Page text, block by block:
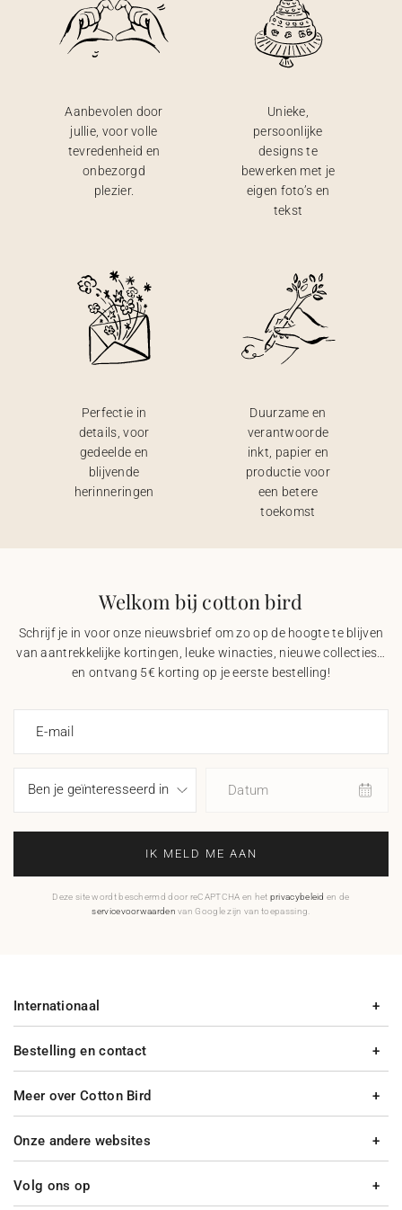
Aanbevolen door
jullie, voor volle
tevredenheid en
onbezorgd
plezier.
Unieke,
persoonlijke
designs te
bewerken met je
eigen foto’s en
tekst
Perfectie in
details, voor
gedeelde en
blijvende
herinneringen
Duurzame en
verantwoorde
inkt, papier en
productie voor
een betere
toekomst
Welkom bij cotton bird
Schrijf je in voor onze nieuwsbrief om zo op de hoogte te blijven
van aantrekkelijke kortingen, leuke winacties, nieuwe collecties…
en ontvang 5€ korting op je eerste bestelling!
E-mail
Datum
IK MELD ME AAN
Deze site wordt beschermd door reCAPTCHA en het privacybeleid en de
servicevoorwaarden van Google zijn van toepassing.
Bestelling en contact
Meer over Cotton Bird
Internationaal
Onze andere websites
Volg ons op